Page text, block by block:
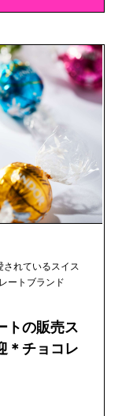
れているスイス
ートブランド
トの販売ス
＊チョコレ